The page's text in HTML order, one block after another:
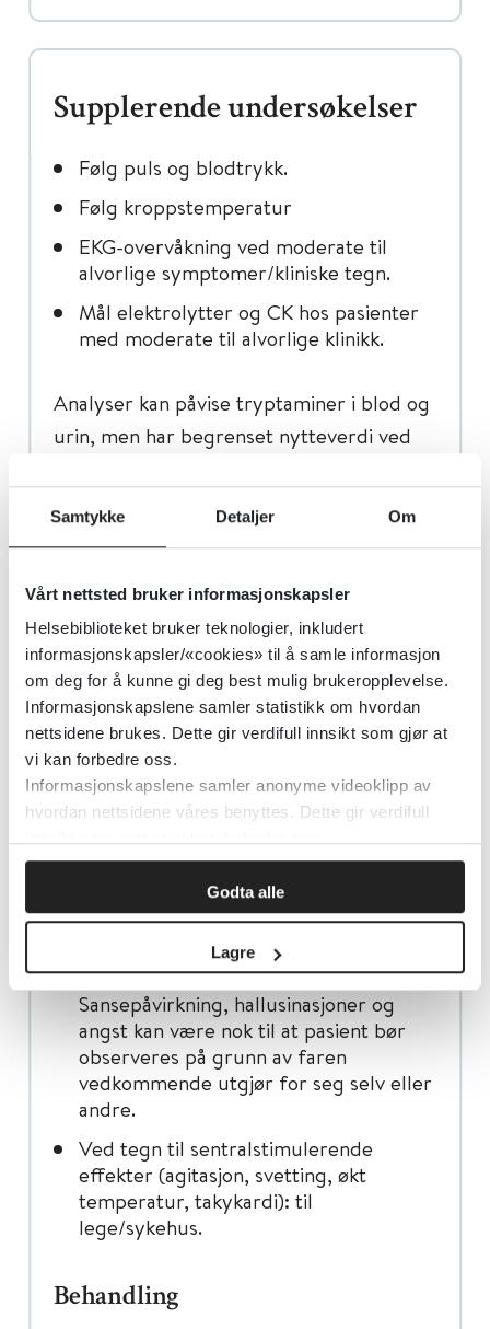
Samtykke Detaljer Om
Vårt nettsted bruker informasjonskapsler
Helsebiblioteket bruker teknologier, inkludert
informasjonskapsler/«cookies» til å samle informasjon
om deg for å kunne gi deg best mulig brukeropplevelse.
Informasjonskapslene samler statistikk om hvordan
nettsidene brukes. Dette gir verdifull innsikt som gjør at
vi kan forbedre oss.
Informasjonskapslene samler anonyme videoklipp av
hvordan nettsidene våres benyttes. Dette gir verdifull
Godta alle
Lagre
Supplerende undersøkelser
Følg puls og blodtrykk.
Følg kroppstemperatur
EKG-overvåkning ved moderate til
alvorlige symptomer/kliniske tegn.
Mål elektrolytter og CK hos pasienter
med moderate til alvorlige klinikk.
Analyser kan påvise tryptaminer i blod og
urin, men har begrenset nytteverdi ved
forløpet.
Overvåkning og behandling
Kriterier for innleggelse
Barn
Til lege ved eksponering.
Voksne
Den kliniske vurderingen av pasienten
er av størst betydning.
Sansepåvirkning, hallusinasjoner og
angst kan være nok til at pasient bør
observeres på grunn av faren
vedkommende utgjør for seg selv eller
andre.
Ved tegn til sentralstimulerende
effekter (agitasjon, svetting, økt
temperatur, takykardi): til
lege/sykehus.
Behandling